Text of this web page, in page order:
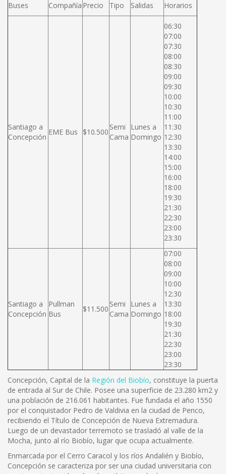
Buses Compañía Precio Tipo Salidas Horarios
Santiago a
Concepción
EME Bus $10.500
Semi
Cama
Lunes a
Domingo
06:30
07:00
07:30
08:00
08:30
09:00
09:30
10:00
10:30
11:00
11:30
12:30
13:30
14:00
15:00
16:00
18:00
19:30
21:30
22:30
23:00
23:30
Santiago a
Concepción
Pullman
Bus
$11.500
Semi
Cama
Lunes a
Domingo
07:00
08:00
09:00
10:00
12:30
13:30
18:00
19:30
21:30
22:30
23:00
23:30
Concepción, Capital de la Región del Biobío, constituye la puerta
de entrada al Sur de Chile. Posee una superficie de 23.280 km2 y
una población de 216.061 habitantes. Fue fundada el año 1550
por el conquistador Pedro de Valdivia en la ciudad de Penco,
recibiendo el Título de Concepción de Nueva Extremadura.
Luego de un devastador terremoto se trasladó al valle de la
Mocha, junto al río Biobío, lugar que ocupa actualmente.
Enmarcada por el Cerro Caracol y los ríos Andalién y Biobío,
Concepción se caracteriza por ser una ciudad universitaria con